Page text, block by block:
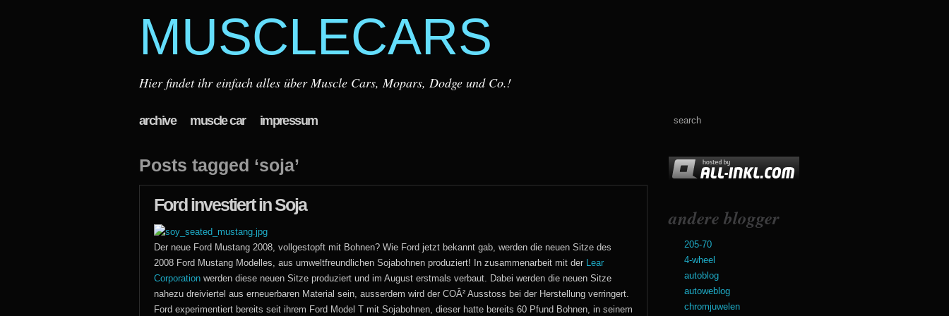
MUSCLECARS
Hier findet ihr einfach alles über Muscle Cars, Mopars, Dodge und Co.!
archive muscle car impressum
andere blogger
205-70
4-wheel
autoblog
autoweblog
chromjuwelen
Posts tagged ‘soja’
Ford investiert in Soja
Der neue Ford Mustang 2008, vollgestopft mit Bohnen? Wie Ford jetzt bekannt gab, werden die neuen Sitze des
2008 Ford Mustang Modelles, aus umweltfreundlichen Sojabohnen produziert! In zusammenarbeit mit der Lear
Corporation werden diese neuen Sitze produziert und im August erstmals verbaut. Dabei werden die neuen Sitze
nahezu dreiviertel aus erneuerbaren Material sein, ausserdem wird der COÂ² Ausstoss bei der Herstellung verringert.
Ford experimentiert bereits seit ihrem Ford Model T mit Sojabohnen, dieser hatte bereits 60 Pfund Bohnen, in seinem